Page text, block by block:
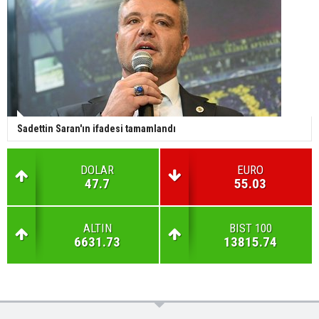
Sadettin Saran'ın ifadesi tamamlandı
DOLAR
47.7
EURO
55.03
ALTIN
6631.73
BIST 100
13815.74